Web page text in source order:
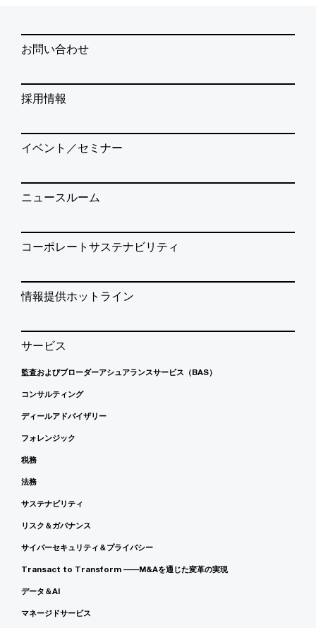
お問い合わせ
採用情報
イベント／セミナー
ニュースルーム
コーポレートサステナビリティ
情報提供ホットライン
サービス
監査およびブローダーアシュアランスサービス（BAS）
コンサルティング
ディールアドバイザリー
フォレンジック
税務
法務
サステナビリティ
リスク＆ガバナンス
サイバーセキュリティ＆プライバシー
Transact to Transform ――M&Aを通じた変革の実現
データ＆AI
マネージドサービス